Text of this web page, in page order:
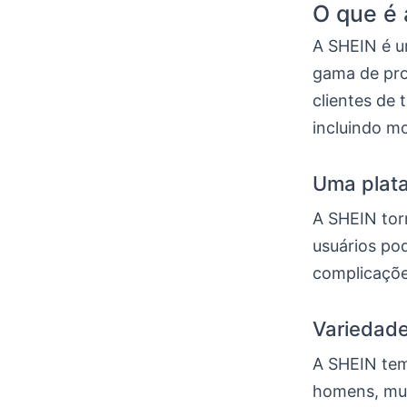
O que é
A SHEIN é
gama de
clientes de
incluindo
Uma
A SHEIN
usuários
A SHEIN
homens,